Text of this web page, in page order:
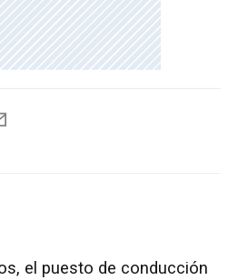
el puesto de conducción